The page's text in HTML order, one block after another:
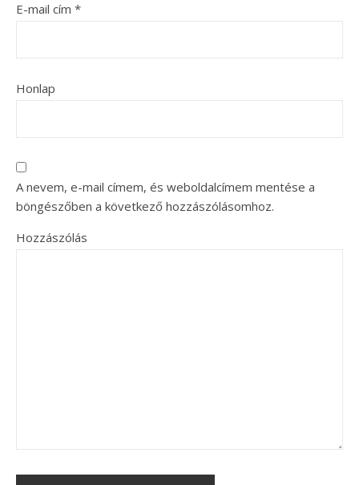
E-mail cím *
Honlap
A nevem, e-mail címem, és weboldalcímem mentése a
böngészőben a következő hozzászólásomhoz.
Hozzászólás